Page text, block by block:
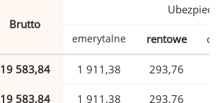
Brutto
emerytalne rentowe
19 583,84 1 911,38 293,76
19 583,84 1 911,38 293,76